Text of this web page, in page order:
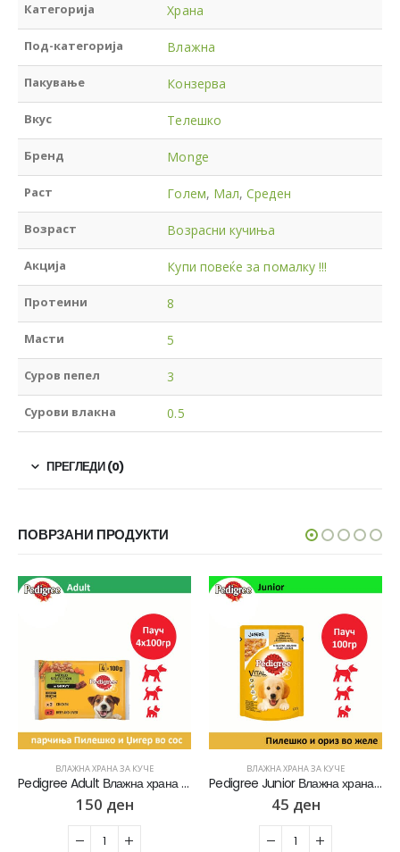
Категорија Храна
Под-категорија Влажна
Пакување Конзерва
Вкус Телешко
Бренд Monge
Раст Голем, Мал,Среден
Возраст Возрасни кучиња
Акција Купи повеќе за помалку !!!
Протеини 8
Масти 5
Суров пепел 3
Сурови влакна 0.5
ПРЕГЛЕДИ (0)
ПОВРЗАНИ ПРОДУКТИ
ВЛАЖНА ХРАНА ЗА КУЧЕ
Pedigree Adult Влажна храна за Возрасни кучиња со Парчиња Пилешко, Џигер и зеленчук во сос [Кесичка 4×100гр]
150 ден
ВЛАЖНА ХРАНА ЗА КУЧЕ
Pedigree Junior Влажна храна за Кученца во раст со Парчиња Пилешко во желе [Кесичка 100гр]
45 ден